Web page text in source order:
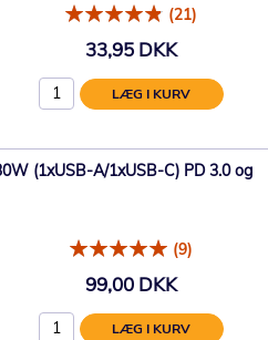
(21)
33,95 DKK
LÆG I KURV
(1xUSB-A/1xUSB-C) PD 3.0 og
(9)
99,00 DKK
LÆG I KURV